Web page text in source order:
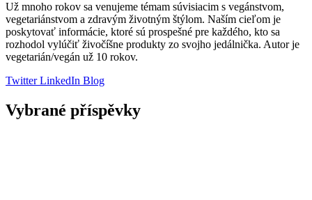
Už mnoho rokov sa venujeme témam súvisiacim s vegánstvom,
vegetariánstvom a zdravým životným štýlom. Naším cieľom je
poskytovať informácie, ktoré sú prospešné pre každého, kto sa
rozhodol vylúčiť živočíšne produkty zo svojho jedálnička. Autor je
vegetarián/vegán už 10 rokov.
TwitterLinkedIn Blog
Vybrané příspěvky